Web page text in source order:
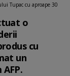
Tupac cu aproape 30
o
cu
un